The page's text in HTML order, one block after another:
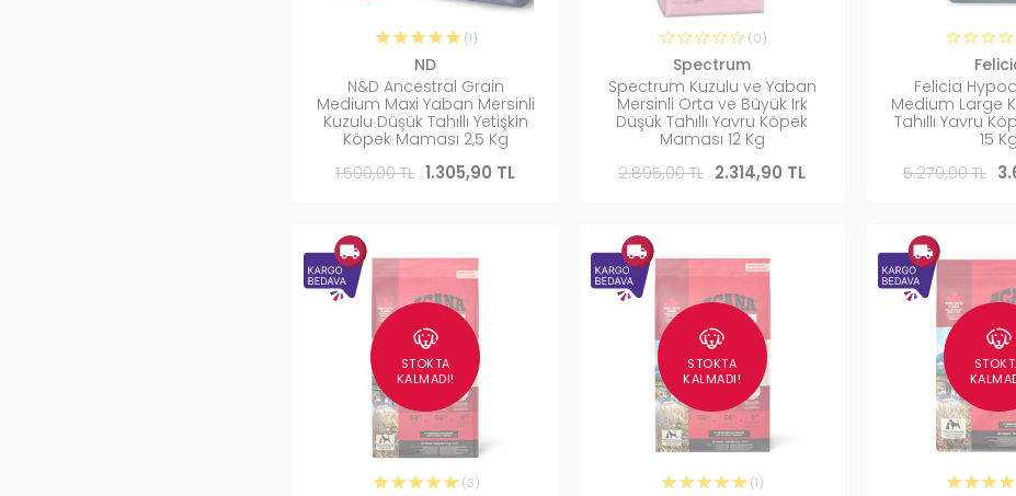
(1)
ND
N&D Ancestral Grain
Medium Maxi Yaban Mersinli
Kuzulu Düşük Tahıllı Yetişkin
Köpek Maması 2,5 Kg
1.500,00 TL 1.305,90 TL
(0)
Spectrum
Spectrum Kuzulu ve Yaban
Mersinli Orta ve Büyük Irk
Düşük Tahıllı Yavru Köpek
Maması 12 Kg
2.895,00 TL 2.314,90 TL
Felicia
Medium Large
Tahıllı Yavru
15 Kg
5.270,00 TL
STOKTA
KALMADI!
(3)
STOKTA
KALMADI!
(1)